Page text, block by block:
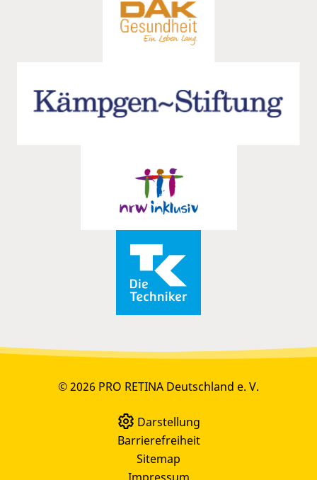
© 2026 PRO RETINA Deutschland e. V.
Darstellung
Barrierefreiheit
Sitemap